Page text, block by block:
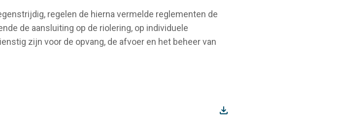
regelen de hierna vermelde reglementen de
de aansluiting op de riolering, op individuele
zijn voor de opvang, de afvoer en het beheer van